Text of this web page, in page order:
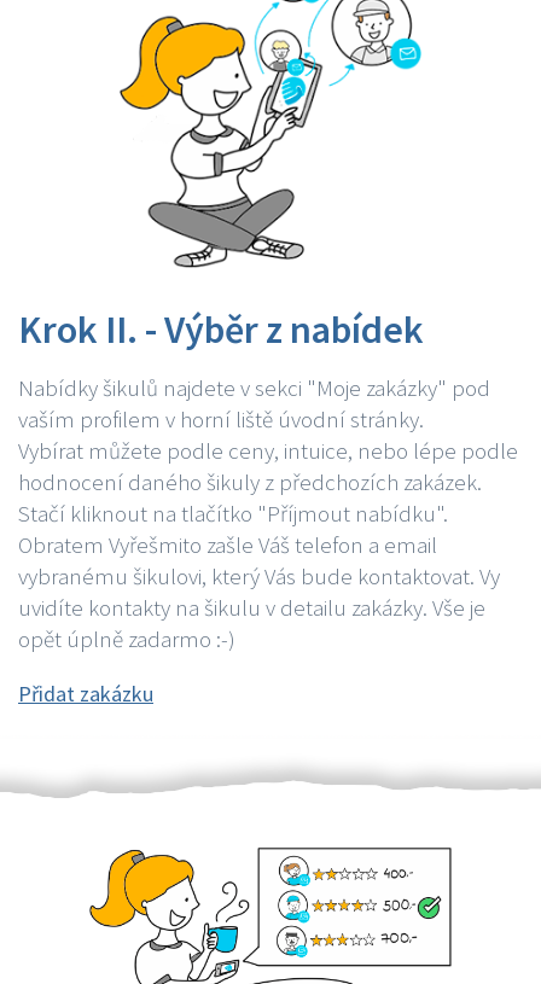
Krok II. - Výběr z nabídek
Nabídky šikulů najdete v sekci "Moje zakázky" pod
vaším profilem v horní liště úvodní stránky.
Vybírat můžete podle ceny, intuice, nebo lépe podle
hodnocení daného šikuly z předchozích zakázek.
Stačí kliknout na tlačítko "Příjmout nabídku".
Obratem Vyřešmito zašle Váš telefon a email
vybranému šikulovi, který Vás bude kontaktovat. Vy
uvidíte kontakty na šikulu v detailu zakázky. Vše je
opět úplně zadarmo :-)
Přidat zakázku